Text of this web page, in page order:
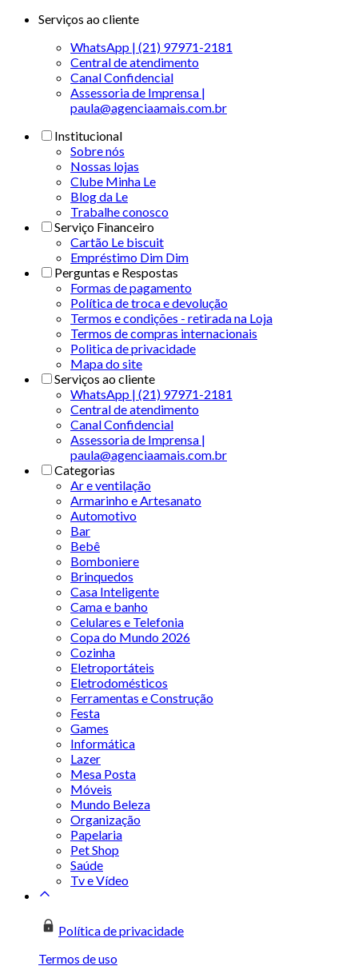
Serviços ao cliente
WhatsApp | (21) 97971-2181
Central de atendimento
Canal Confidencial
Assessoria de Imprensa |
paula@agenciaamais.com.br
Institucional
Sobre nós
Nossas lojas
Clube Minha Le
Blog da Le
Trabalhe conosco
Serviço Financeiro
Cartão Le biscuit
Empréstimo Dim Dim
Perguntas e Respostas
Formas de pagamento
Política de troca e devolução
Termos e condições - retirada na Loja
Termos de compras internacionais
Politica de privacidade
Mapa do site
Serviços ao cliente
WhatsApp | (21) 97971-2181
Central de atendimento
Canal Confidencial
Assessoria de Imprensa |
paula@agenciaamais.com.br
Categorias
Ar e ventilação
Armarinho e Artesanato
Automotivo
Bar
Bebê
Bomboniere
Brinquedos
Casa Inteligente
Cama e banho
Celulares e Telefonia
Copa do Mundo 2026
Cozinha
Eletroportáteis
Eletrodomésticos
Ferramentas e Construção
Festa
Games
Informática
Lazer
Mesa Posta
Móveis
Mundo Beleza
Organização
Papelaria
Pet Shop
Saúde
Tv e Vídeo
Política de privacidade
Termos de uso